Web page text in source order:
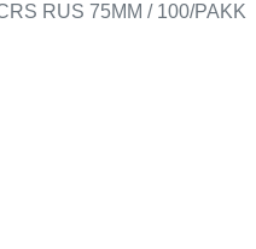
RUS 75MM / 100/PAKK